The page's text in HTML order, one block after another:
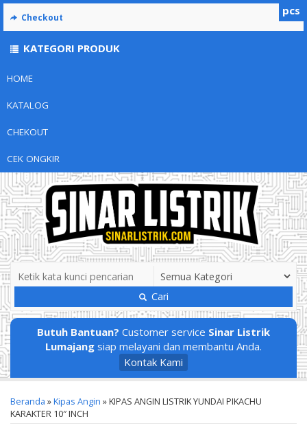
HOME
KATALOG
CHEKOUT
CEK ONGKIR
Cari
Butuh Bantuan? Customer service Sinar Listrik
Lumajang siap melayani dan membantu Anda.
Kontak Kami
Beranda »Kipas Angin »KIPAS ANGIN LISTRIK YUNDAI PIKACHU
KARAKTER 10″ INCH
pcs
Checkout
KATEGORI PRODUK